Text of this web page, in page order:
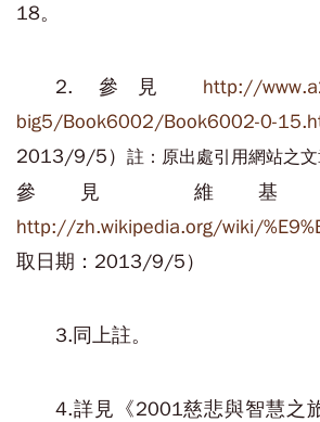
18。
2. 參見 http://
big5/Book6002/Book6002-0-
2013/9/5） 註：原出處引用網站之
參見 維基
http://zh.wikipedia.org/wiki/
取日期：2013/9/5）
3.同上註。
4.詳見《2001慈悲與智慧之